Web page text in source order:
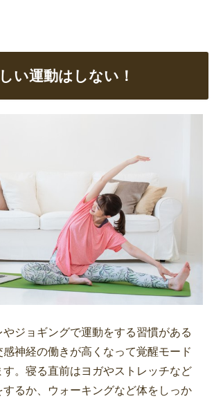
い運動はしない！
ジョギングで運動をする習慣がある
神経の働きが高くなって覚醒モード
。寝る直前はヨガやストレッチなど
るか、ウォーキングなど体をしっか